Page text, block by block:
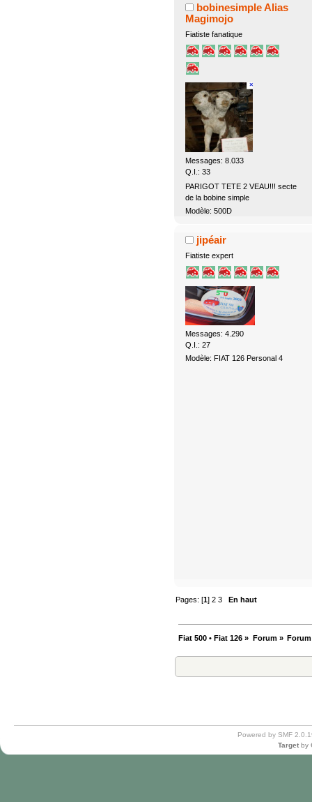
bobinesimple Alias
Magimojo
Fiatiste fanatique
Messages: 8.033
Q.I.: 33
PARIGOT TETE 2 VEAU!!! secte
de la bobine simple
Modèle: 500D
jipéair
Fiatiste expert
Messages: 4.290
Q.I.: 27
Modèle: FIAT 126 Personal 4
Pages: [1]2 3 En haut
Fiat 500 • Fiat 126 » Forum»
Powered by SMF
Target by